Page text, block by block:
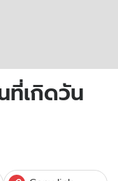
ที่เกิดวัน